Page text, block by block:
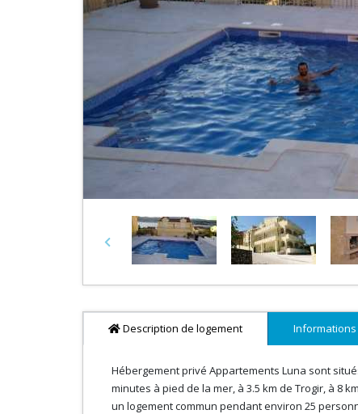
Previous
Description de logement
Hébergement privé Appartements Luna sont
minutes à pied de la mer, à 3.5 km de Trogir, à 8
un logement commun pendant environ 25